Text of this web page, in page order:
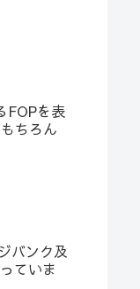
FOPを表
ちろん
バンク及
ていま